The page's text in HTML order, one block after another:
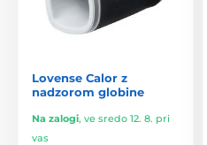
Lovense Calor z
nadzorom globine
Na zalogi, ve sredo 12. 8. pri
vas